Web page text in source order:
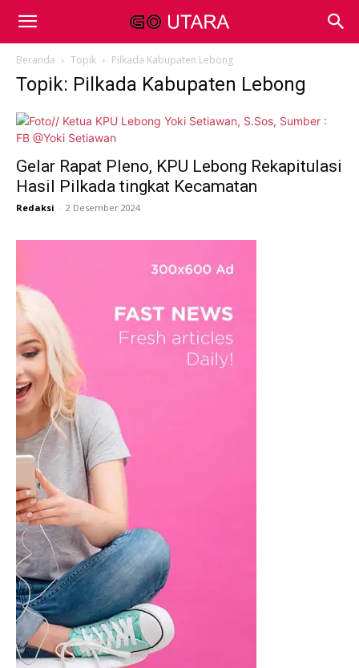
Beranda Topik Pilkada Kabupaten Lebong
Topik: Pilkada Kabupaten Lebong
Gelar Rapat Pleno, KPU Lebong Rekapitulasi
Hasil Pilkada tingkat Kecamatan
Redaksi - 2 Desember 2024